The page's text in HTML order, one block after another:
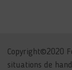
Copyright©2020
situations de